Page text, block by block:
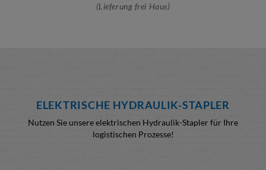
(Lieferung frei Haus)
ELEKTRISCHE HYDRAULIK-STAPLER
Nutzen Sie unsere elektrischen Hydraulik-Stapler für Ihre
logistischen Prozesse!